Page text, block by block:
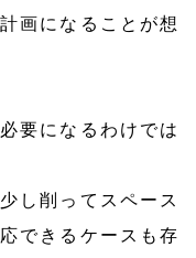
画になることが想
要になるわけでは
し削ってスペース
できるケースも存